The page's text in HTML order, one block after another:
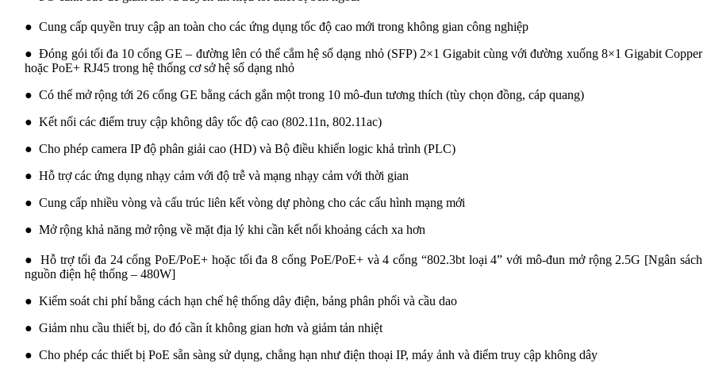
● Cung cấp quyền truy cập an toàn cho các ứng dụng tốc độ cao mới trong không gian công nghiệp
● Đóng gói tối đa 10 cổng GE – đường lên có thể cắm hệ số dạng nhỏ (SFP) 2×1 Gigabit cùng với đường xuống 8×1 Gigabit Copper
hoặc PoE+ RJ45 trong hệ thống cơ sở hệ số dạng nhỏ
● Có thể mở rộng tới 26 cổng GE bằng cách gắn một trong 10 mô-đun tương thích (tùy chọn đồng, cáp quang)
● Kết nối các điểm truy cập không dây tốc độ cao (802.11n, 802.11ac)
● Cho phép camera IP độ phân giải cao (HD) và Bộ điều khiển logic khả trình (PLC)
● Hỗ trợ các ứng dụng nhạy cảm với độ trễ và mạng nhạy cảm với thời gian
● Cung cấp nhiều vòng và cấu trúc liên kết vòng dự phòng cho các cấu hình mạng mới
● Mở rộng khả năng mở rộng về mặt địa lý khi cần kết nối khoảng cách xa hơn
● Hỗ trợ tối đa 24 cổng PoE/PoE+ hoặc tối đa 8 cổng PoE/PoE+ và 4 cổng “802.3bt loại 4” với mô-đun mở rộng 2.5G [Ngân sách
nguồn điện hệ thống – 480W]
● Kiểm soát chi phí bằng cách hạn chế hệ thống dây điện, bảng phân phối và cầu dao
● Giảm nhu cầu thiết bị, do đó cần ít không gian hơn và giảm tản nhiệt
● Cho phép các thiết bị PoE sẵn sàng sử dụng, chẳng hạn như điện thoại IP, máy ảnh và điểm truy cập không dây